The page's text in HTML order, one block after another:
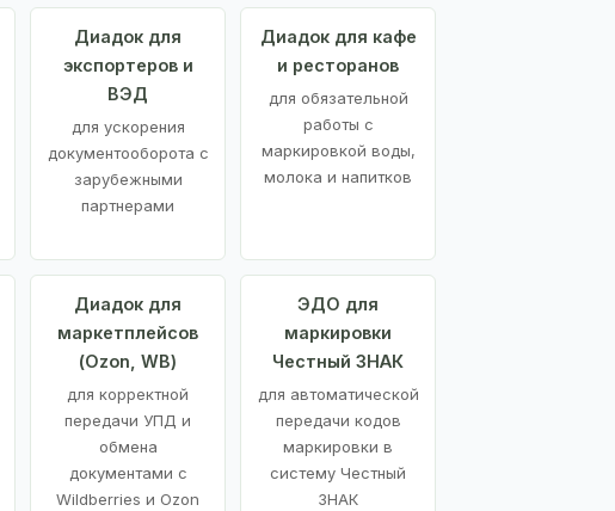
Диадок для
экспортеров и
ВЭД
для ускорения
документооборота с
зарубежными
партнерами
Диадок для кафе
и ресторанов
для обязательной
работы с
маркировкой воды,
молока и напитков
Диадок для
маркетплейсов
(Ozon, WB)
для корректной
передачи УПД и
обмена
документами с
Wildberries и Ozon
ЭДО для
маркировки
Честный ЗНАК
для автоматической
передачи кодов
маркировки в
систему Честный
ЗНАК